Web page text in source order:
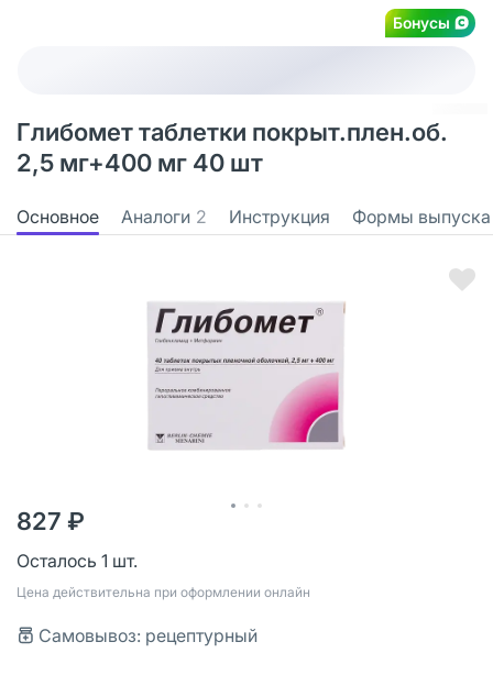
Бонусы
Глибомет таблетки покрыт.плен.об.
2,5 мг+400 мг 40 шт
Основное Аналоги 2 Инструкция Формы выпуска
827 ₽
Осталось 1 шт.
Цена действительна при оформлении онлайн
Самовывоз: рецептурный